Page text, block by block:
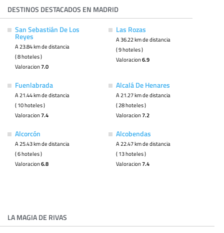
DESTINOS DESTACADOS EN MADRID
San Sebastián De Los
Reyes
A 23.84 km de distancia
( 8 hoteles )
Valoracion7.0
Las Rozas
A 36.22 km de distancia
( 9 hoteles )
Valoracion6.9
Fuenlabrada
A 21.44 km de distancia
( 10 hoteles )
Valoracion7.4
Alcalá De Henares
A 21.27 km de distancia
( 28 hoteles )
Valoracion7.2
Alcorcón
A 25.43 km de distancia
( 6 hoteles )
Valoracion6.8
Alcobendas
A 22.47 km de distancia
( 13 hoteles )
Valoracion7.4
LA MAGIA DE RIVAS